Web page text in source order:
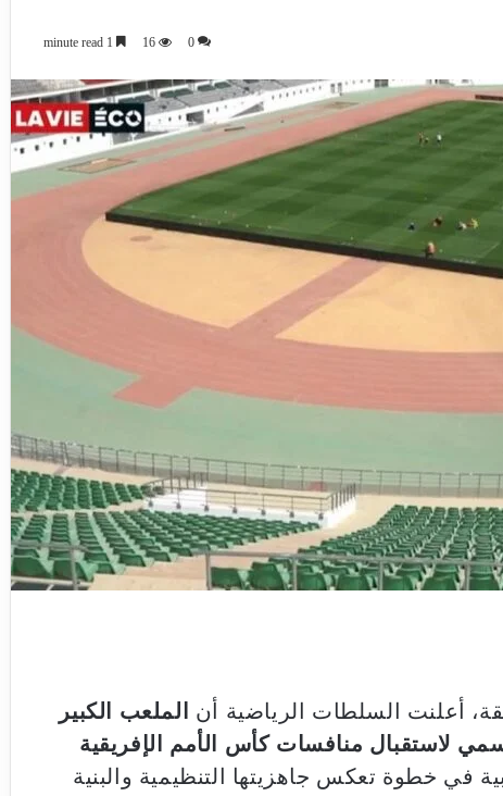
0
16
أعلنت السلطات الرياضية أن
الملعب الكبير
لاستقبال منافسات كأس الأمم الإفريقية
في خطوة تعكس جاهزيتها التنظيمية والبنية